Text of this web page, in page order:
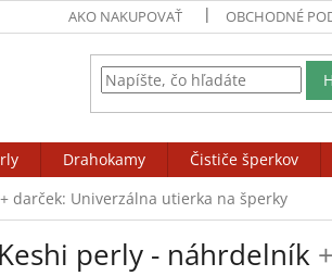
AKO NAKUPOVAŤ OBCHODNÉ
Drahokamy Čističe šperkov
+ darček: Univerzálna utierka na šperky
Keshi perly - náhrdelník